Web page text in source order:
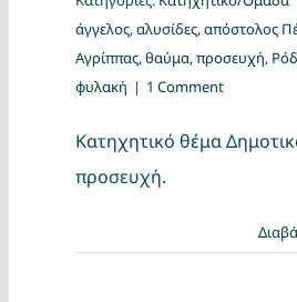
άγγελος,αλυσίδες,απόστολος
Αγρίππας,θαύμα,προσευχή,
φυλακή | 1 Comment
Κατηχητικό θέμα
προσευχή.